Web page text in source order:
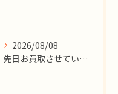
2026/08/08
先日お買取させていただいた